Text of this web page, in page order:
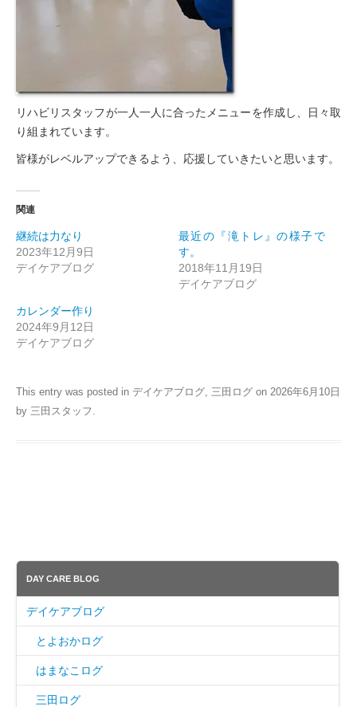
リハビリスタッフが一人一人に合ったメニューを作成し、日々取
り組まれています。
皆様がレベルアップできるよう、応援していきたいと思います。
関連
継続は力なり
2023年12月9日
デイケアブログ
最近の『滝トレ』の様子で
す。
2018年11月19日
デイケアブログ
カレンダー作り
2024年9月12日
デイケアブログ
This entry was posted in デイケアブログ, 三田ログ on 2026年6月10日
by 三田スタッフ.
DAY CARE BLOG
デイケアブログ
とよおかログ
はまなこログ
三田ログ